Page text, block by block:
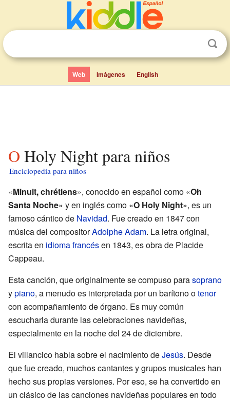
Web Imágenes English
O Holy Night para niños
Enciclopedia para niños
«Minuit, chrétiens», conocido en español como «Oh
Santa Noche» y en inglés como «O Holy Night», es un
famoso cántico de Navidad. Fue creado en 1847 con
música del compositorAdolphe Adam. La letra original,
escrita en idioma francésen 1843, es obra de Placide
Cappeau.
Esta canción, que originalmente se compuso parasoprano
ypiano, a menudo es interpretada por un barítono otenor
con acompañamiento de órgano. Es muy común
escucharla durante las celebraciones navideñas,
especialmente en la noche del 24 de diciembre.
El villancico habla sobre el nacimiento deJesús. Desde
que fue creado, muchos cantantes y grupos musicales han
hecho sus propias versiones. Por eso, se ha convertido en
un clásico de las canciones navideñas populares en todo